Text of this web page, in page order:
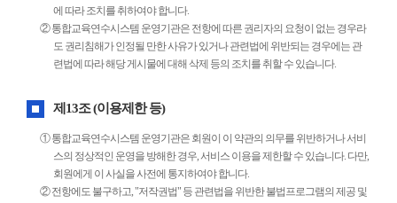
에 따라 조치를 취하여야 합니다.
② 통합교육연수시스템 운영기관은 전항에 따른 권리자의 요청이 없는 경우라
도 권리침해가 인정될 만한 사유가 있거나 관련법에 위반되는 경우에는 관
련법에 따라 해당 게시물에 대해 삭제 등의 조치를 취할 수 있습니다.
제13조 (이용제한 등)
① 통합교육연수시스템 운영기관은 회원이 이 약관의 의무를 위반하거나 서비
스의 정상적인 운영을 방해한 경우, 서비스 이용을 제한할 수 있습니다. 다만,
회원에게 이 사실을 사전에 통지하여야 합니다.
② 전항에도 불구하고, "저작권법" 등 관련법을 위반한 불법프로그램의 제공 및